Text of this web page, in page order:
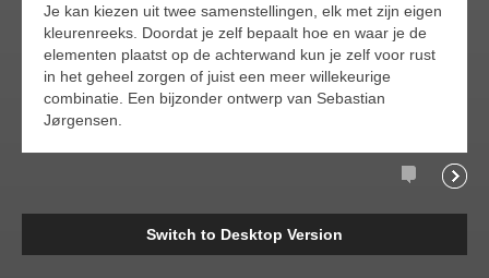
Je kan kiezen uit twee samenstellingen, elk met zijn eigen
kleurenreeks. Doordat je zelf bepaalt hoe en waar je de
elementen plaatst op de achterwand kun je zelf voor rust
in het geheel zorgen of juist een meer willekeurige
combinatie. Een bijzonder ontwerp van Sebastian
Jørgensen.
Comments
Switch to Desktop Version